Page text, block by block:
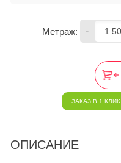
Метраж: -
ЗАКАЗ В 1 КЛИК
ОПИСАНИЕ